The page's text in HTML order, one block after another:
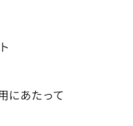
にあたって